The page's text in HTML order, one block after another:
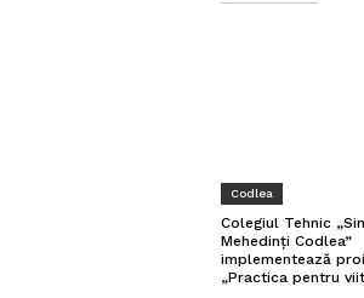
Codlea
Colegiul Tehnic
Mehedinți Codlea”
implementează
„Practica pentru